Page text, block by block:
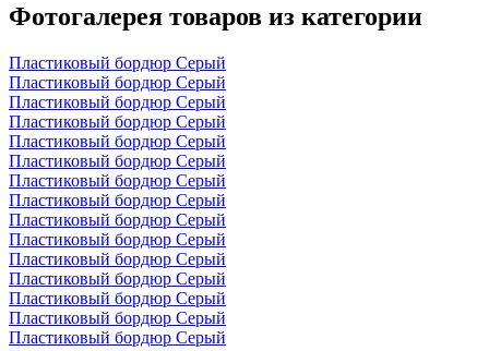
Фотогалерея товаров из категории
Пластиковый бордюр Серый
Пластиковый бордюр Серый
Пластиковый бордюр Серый
Пластиковый бордюр Серый
Пластиковый бордюр Серый
Пластиковый бордюр Серый
Пластиковый бордюр Серый
Пластиковый бордюр Серый
Пластиковый бордюр Серый
Пластиковый бордюр Серый
Пластиковый бордюр Серый
Пластиковый бордюр Серый
Пластиковый бордюр Серый
Пластиковый бордюр Серый
Пластиковый бордюр Серый